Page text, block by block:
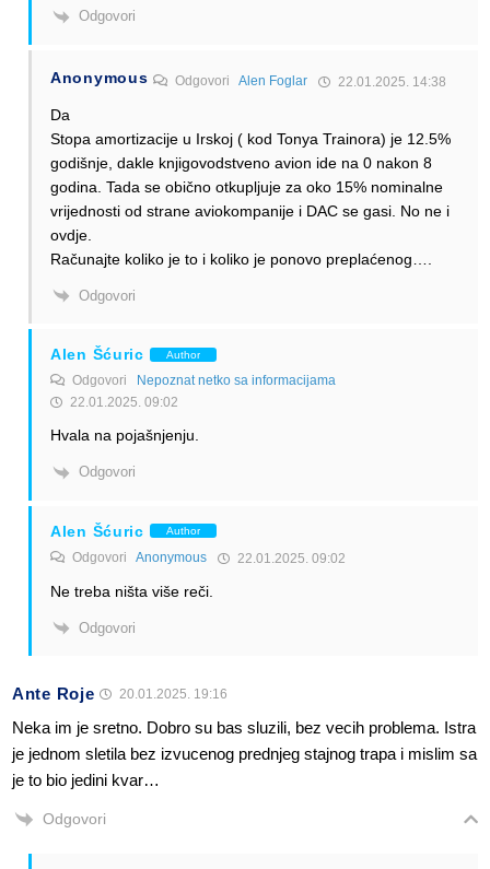
Odgovori
Anonymous OdgovoriAlen Foglar 22.01.2025. 14:38
Da
Stopa amortizacije u Irskoj ( kod Tonya Trainora) je 12.5%
godišnje, dakle knjigovodstveno avion ide na 0 nakon 8
godina. Tada se obično otkupljuje za oko 15% nominalne
vrijednosti od strane aviokompanije i DAC se gasi. No ne i
ovdje.
Računajte koliko je to i koliko je ponovo preplaćenog….
Odgovori
Alen Šćuric Author
Odgovori
Nepoznat netko sa informacijama
22.01.2025. 09:02
Hvala na pojašnjenju.
Odgovori
Alen Šćuric Author
Odgovori Anonymous 22.01.2025. 09:02
Ne treba ništa više reči.
Odgovori
Ante Roje 20.01.2025. 19:16
Neka im je sretno. Dobro su bas sluzili, bez vecih problema. Istra
je jednom sletila bez izvucenog prednjeg stajnog trapa i mislim sa
je to bio jedini kvar…
Odgovori